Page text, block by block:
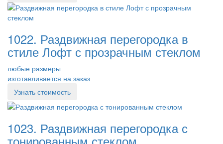
1022. Раздвижная перегородка в
стиле Лофт с прозрачным стеклом
любые размеры
изготавливается на заказ
Узнать стоимость
1023. Раздвижная перегородка с